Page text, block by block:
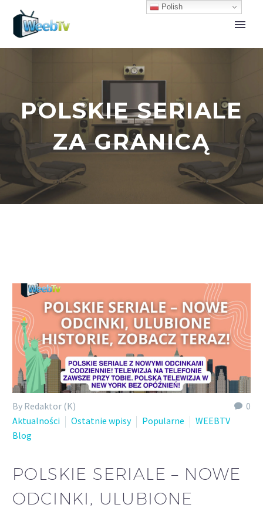
Polish
POLSKIE SERIALE
ZA GRANICĄ
0
By Redaktor (K)
Aktualności
Ostatnie wpisy Popularne
WEEBTV
Blog
POLSKIE SERIALE – NOWE
ODCINKI, ULUBIONE
Polish